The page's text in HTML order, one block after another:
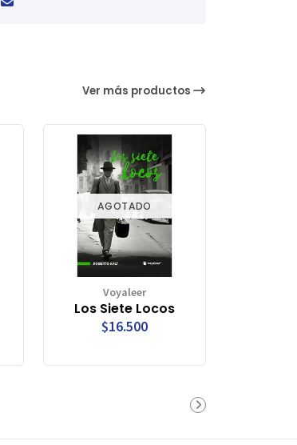
Ver más productos
AGOTADO
Voyaleer
Los Siete Locos
$16.500